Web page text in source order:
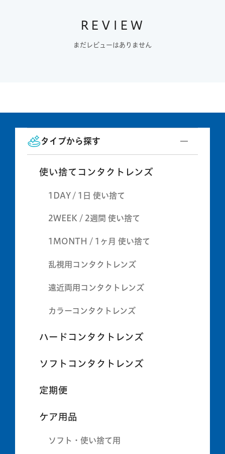
REVIEW
まだレビューはありません
タイプから探す
使い捨てコンタクトレンズ
1DAY / 1日 使い捨て
2WEEK / 2週間 使い捨て
1MONTH / 1ヶ月 使い捨て
乱視用コンタクトレンズ
遠近両用コンタクトレンズ
カラーコンタクトレンズ
ハードコンタクトレンズ
ソフトコンタクトレンズ
定期便
ケア用品
ソフト・使い捨て用